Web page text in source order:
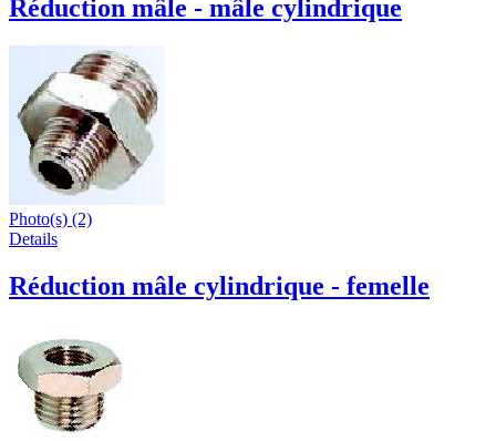
Réduction mâle - mâle cylindrique
Photo(s) (2)
Details
Réduction mâle cylindrique - femelle